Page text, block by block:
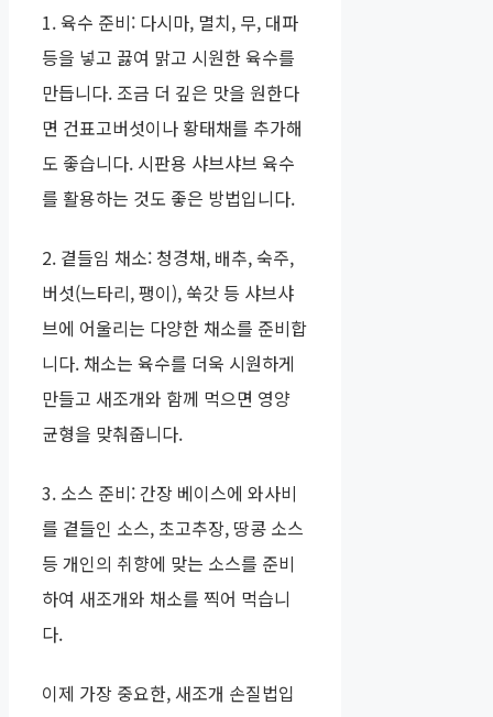
1. 육수 준비: 다시마, 멸치, 무, 대파
등을 넣고 끓여 맑고 시원한 육수를
만듭니다. 조금 더 깊은 맛을 원한다
면 건표고버섯이나 황태채를 추가해
도 좋습니다. 시판용 샤브샤브 육수
를 활용하는 것도 좋은 방법입니다.
2. 곁들임 채소: 청경채, 배추, 숙주,
버섯(느타리, 팽이), 쑥갓 등 샤브샤
브에 어울리는 다양한 채소를 준비합
니다. 채소는 육수를 더욱 시원하게
만들고 새조개와 함께 먹으면 영양
균형을 맞춰줍니다.
3. 소스 준비: 간장 베이스에 와사비
를 곁들인 소스, 초고추장, 땅콩 소스
등 개인의 취향에 맞는 소스를 준비
하여 새조개와 채소를 찍어 먹습니
다.
이제 가장 중요한, 새조개 손질법입